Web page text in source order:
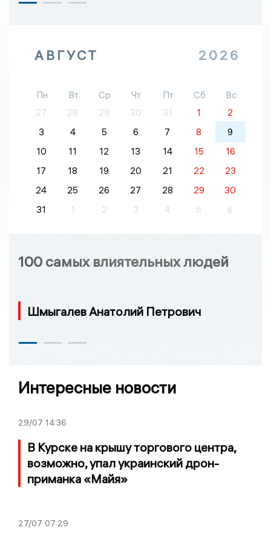
АВГУСТ 2026
Пн Вт Ср Чт Пт Сб
Вс
27
28 29 30 31 1
2
3
4 5 6 7 8
9
10
11 12 13 14 15
16
17
18 19 20 21 22
23
24
25 26 27 28 29
30
31
1 2 3 4 5 6
100 самых влиятельных людей
Шмыгалев Анатолий Петрович
Интересные новости
29/07 14:36
В Курске на крышу торгового центра,
возможно, упал украинский дрон-
приманка «Майя»
27/07 07:29